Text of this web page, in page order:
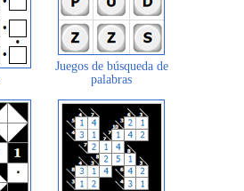
Juegos de búsqueda de
palabras